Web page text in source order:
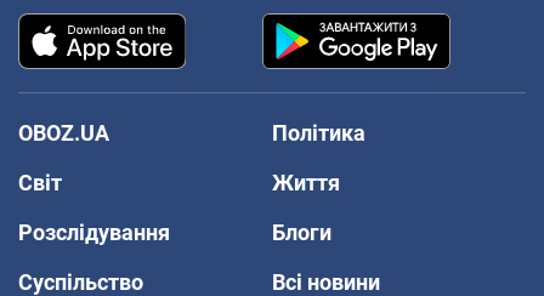
OBOZ.UA
Політика
Світ
Життя
Розслідування
Блоги
Суспільство
Всі новини